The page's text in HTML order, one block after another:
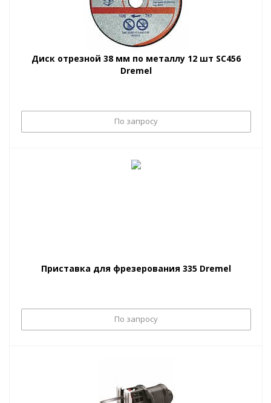
Диск отрезной 38 мм по металлу 12 шт SC456
Dremel
По запросу
Приставка для фрезерования 335 Dremel
По запросу